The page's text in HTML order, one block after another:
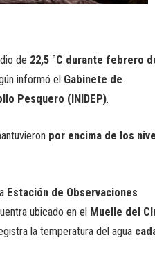
de 22,5 °C durante febrero
informó el Gabinete de
Pesquero (INIDEP).
por encima de los
Estación de Observaciones
ubicado en el Muelle del
la temperatura del agua